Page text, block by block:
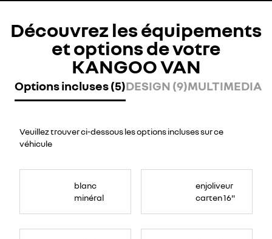
Découvrez les équipements
et options de votre
KANGOO VAN
Options incluses (5)DESIGN (9)MULTIMEDIA
Veuillez trouver ci-dessous les options incluses sur ce
véhicule
blanc
minéral
enjoliveur
carten 16"